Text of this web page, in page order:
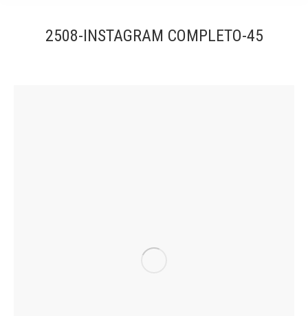
2508-INSTAGRAM COMPLETO-45